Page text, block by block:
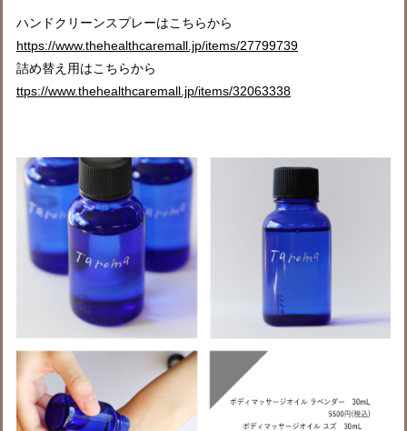
ハンドクリーンスプレーはこちらから
https://www.thehealthcaremall.jp/items/27799739
詰め替え用はこちらから
ttps://www.thehealthcaremall.jp/items/32063338